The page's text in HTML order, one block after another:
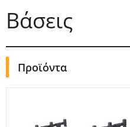
Βάσεις
Προϊόντα